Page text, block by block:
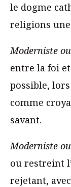
le dogme
religions
Moderniste
entre la foi
possible,
comme
savant.
Moderniste
ou restreint
rejetant,